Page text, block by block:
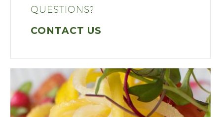
QUESTIONS?
CONTACT US